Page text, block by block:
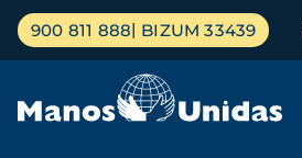
Pasar
contenido
Menú
principal
900 811 888 BIZUM 33439